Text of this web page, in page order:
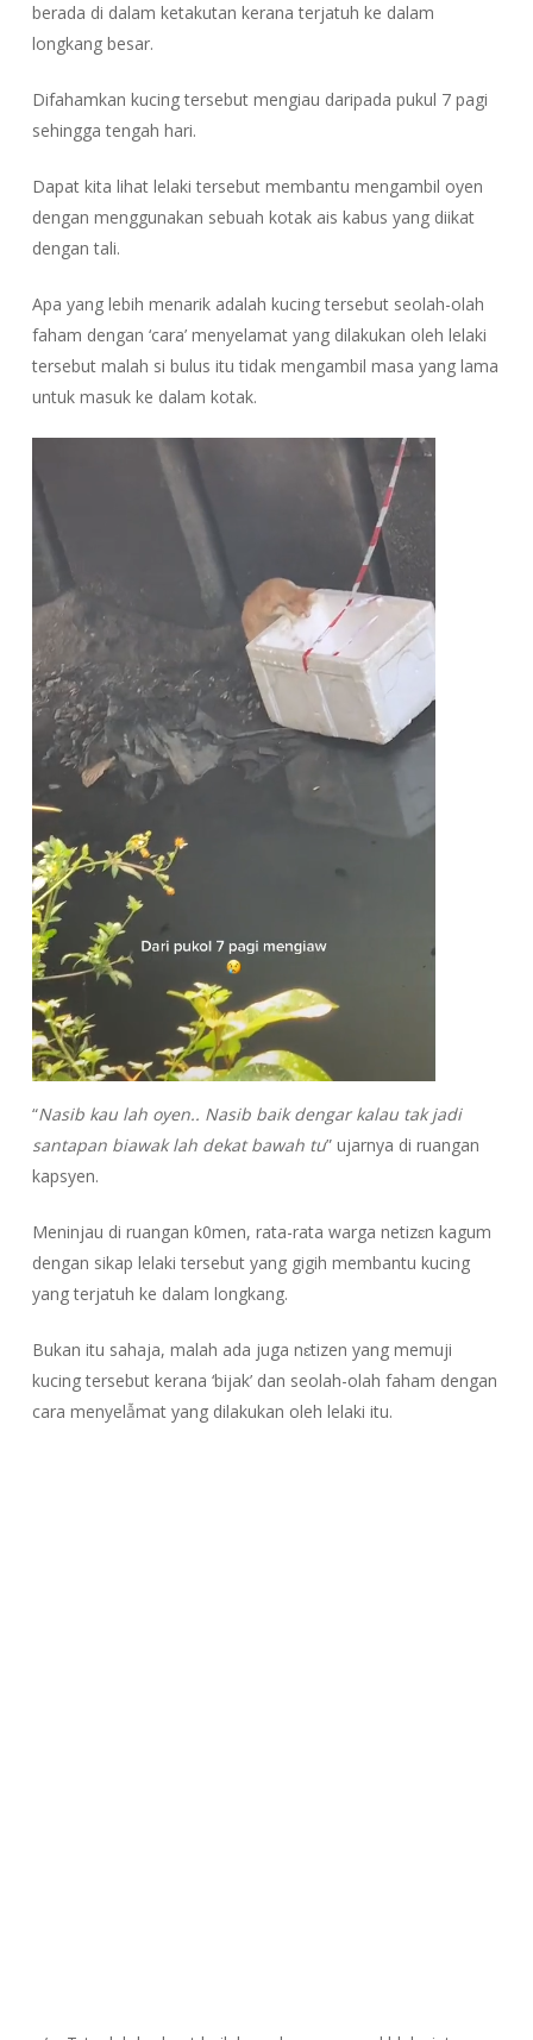
berada di dalam ketakutan kerana terjatuh ke dalam
longkang besar.
Difahamkan kucing tersebut mengiau daripada pukul 7 pagi
sehingga tengah hari.
Dapat kita lihat lelaki tersebut membantu mengambil oyen
dengan menggunakan sebuah kotak ais kabus yang diikat
dengan tali.
Apa yang lebih menarik adalah kucing tersebut seolah-olah
faham dengan ‘cara’ menyelamat yang dilakukan oleh lelaki
tersebut malah si bulus itu tidak mengambil masa yang lama
untuk masuk ke dalam kotak.
“Nasib kau lah oyen.. Nasib baik dengar kalau tak jadi
santapan biawak lah dekat bawah tu” ujarnya di ruangan
kapsyen.
Meninjau di ruangan k0men, rata-rata warga netizɛn kagum
dengan sikap lelaki tersebut yang gigih membantu kucing
yang terjatuh ke dalam longkang.
Bukan itu sahaja, malah ada juga nɛtizen yang memuji
kucing tersebut kerana ‘bijak’ dan seolah-olah faham dengan
cara menyelẫmat yang dilakukan oleh lelaki itu.